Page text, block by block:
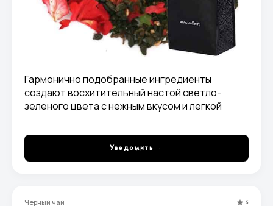
Гармонично подобранные ингредиенты
создают восхитительный настой светло-
зеленого цвета с нежным вкусом и легкой
ароматом.
Уведомить
Черный чай 5